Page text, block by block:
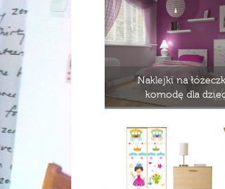
Naklejki na
komodę dla